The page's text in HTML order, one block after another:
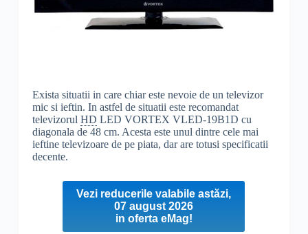
Exista situatii in care chiar este nevoie de un televizor
mic si ieftin. In astfel de situatii este recomandat
televizorul HD LED VORTEX VLED-19B1D cu
diagonala de 48 cm. Acesta este unul dintre cele mai
ieftine televizoare de pe piata, dar are totusi specificatii
decente.
Vezi reducerile valabile astăzi,
07 august 2026
in oferta eMag!